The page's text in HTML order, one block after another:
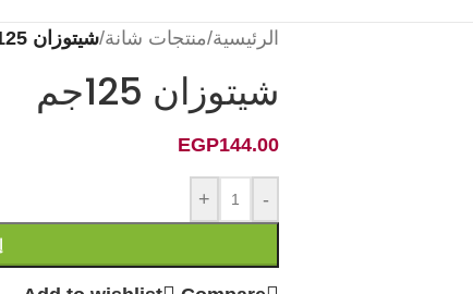
الرئيسية/منتجات شانة/شيتوزان 125جم
شيتوزان 125جم
EGP144.00
-
+